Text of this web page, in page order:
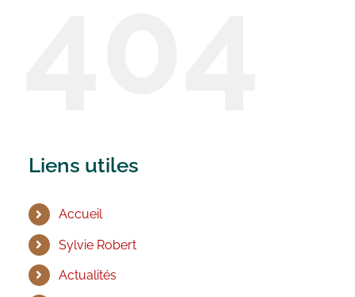
Liens utiles
Accueil
Sylvie Robert
Actualités